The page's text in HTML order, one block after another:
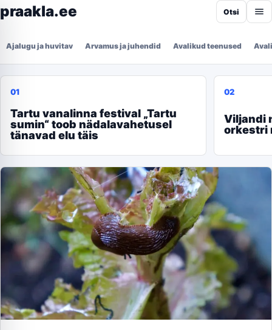
praakla.ee
Ajalugu ja huvitav Arvamus ja juhendid Avalikud teenused
Otsi
praakla.ee
01
Tartu vanalinna festival „Tartu
sumin“ toob nädalavahetusel
tänavad elu täis
02
Viljandi
orkestri